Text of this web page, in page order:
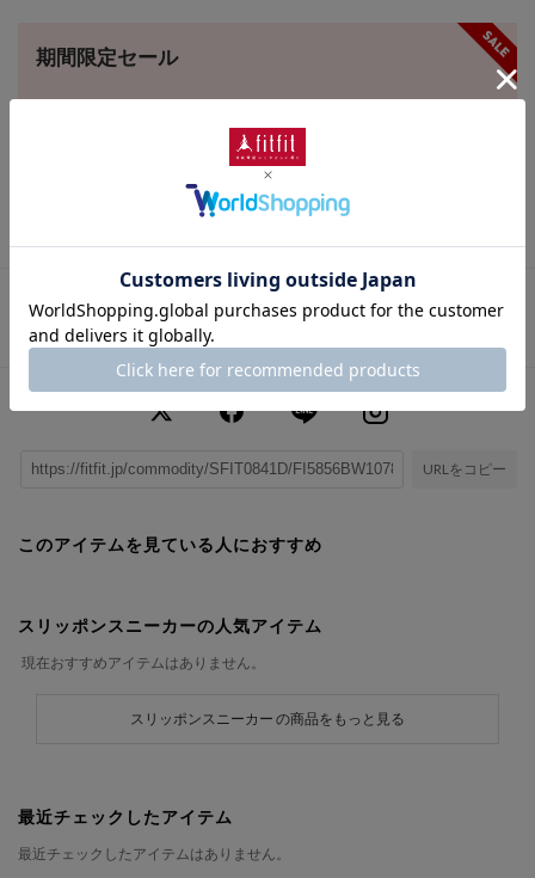
期間限定セール
2026年8月10日 (Mon) 23:59
この商品に関するお問い合わせ
URLをコピー
このアイテムを見ている人におすすめ
スリッポンスニーカーの人気アイテム
現在おすすめアイテムはありません。
スリッポンスニーカー の商品をもっと見る
最近チェックしたアイテム
最近チェックしたアイテムはありません。